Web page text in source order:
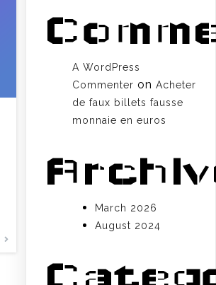
A WordPress
Commenter onAcheter
de faux billets fausse
monnaie en euros
March 2026
August 2024